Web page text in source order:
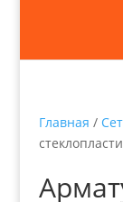
Главная /